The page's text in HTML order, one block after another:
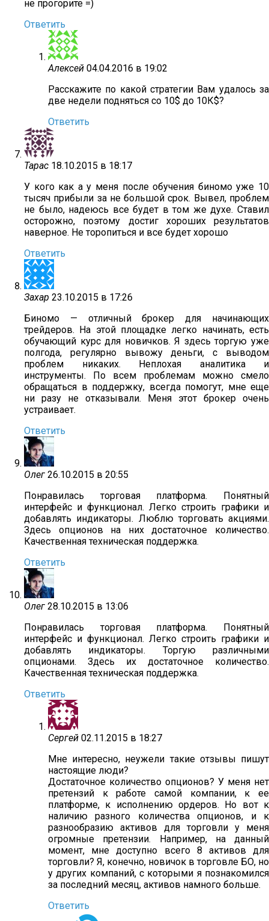
не прогорите =)
Ответить
Алексей 04.04.2016 в 19:02
Расскажите по какой стратегии Вам удалось за
две недели подняться со 10$ до 10К$?
Ответить
Тарас 18.10.2015 в 18:17
У кого как а у меня после обучения биномо уже 10
тысяч прибыли за не большой срок. Вывел, проблем
не было, надеюсь все будет в том же духе. Ставил
осторожно, поэтому достиг хороших результатов
наверное. Не торопиться и все будет хорошо
Ответить
Захар 23.10.2015 в 17:26
Биномо — отличный брокер для начинающих
трейдеров. На этой площадке легко начинать, есть
обучающий курс для новичков. Я здесь торгую уже
полгода, регулярно вывожу деньги, с выводом
проблем никаких. Неплохая аналитика и
инструменты. По всем проблемам можно смело
обращаться в поддержку, всегда помогут, мне еще
ни разу не отказывали. Меня этот брокер очень
устраивает.
Ответить
Олег 26.10.2015 в 20:55
Понравилась торговая платформа. Понятный
интерфейс и функционал. Легко строить графики и
добавлять индикаторы. Люблю торговать акциями.
Здесь опционов на них достаточное количество.
Качественная техническая поддержка.
Ответить
Олег 28.10.2015 в 13:06
Понравилась торговая платформа. Понятный
интерфейс и функционал. Легко строить графики и
добавлять индикаторы. Торгую различными
опционами. Здесь их достаточное количество.
Качественная техническая поддержка.
Ответить
Сергей 02.11.2015 в 18:27
Мне интересно, неужели такие отзывы пишут
настоящие люди?
Достаточное количество опционов? У меня нет
претензий к работе самой компании, к ее
платформе, к исполнению ордеров. Но вот к
наличию разного количества опционов, и к
разнообразию активов для торговли у меня
огромные претензии. Например, на данный
момент, мне доступно всего 8 активов для
торговли? Я, конечно, новичок в торговле БО, но
у других компаний, с которыми я познакомился
за последний месяц, активов намного больше.
Ответить